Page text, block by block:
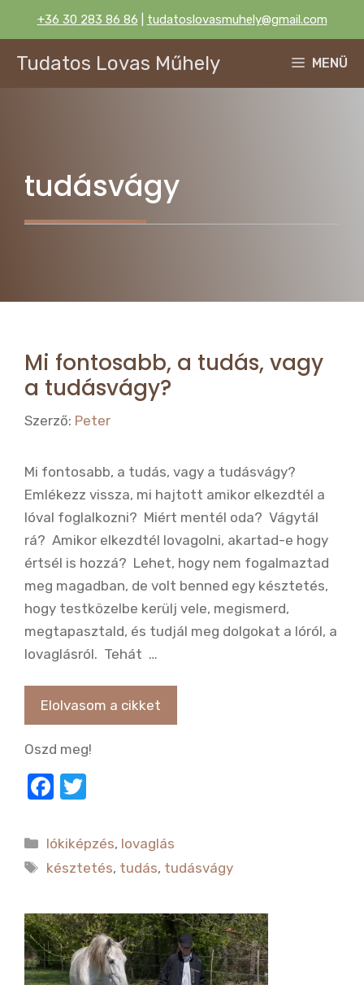
tartalomba
+36 30 283 86 86 tudatoslovasmuhely@gmail.com
Tudatos Lovas Műhely MENÜ
tudásvágy
Mi fontosabb, a tudás, vagy
a tudásvágy?
Szerző: Peter
Mi fontosabb, a tudás, vagy a tudásvágy?
Emlékezz vissza, mi hajtott amikor elkezdtél a
lóval foglalkozni? Miért mentél oda? Vágytál
rá? Amikor elkezdtél lovagolni, akartad-e hogy
értsél is hozzá? Lehet, hogy nem fogalmaztad
meg magadban, de volt benned egy késztetés,
hogy testközelbe kerülj vele, megismerd,
megtapasztald, és tudjál meg dolgokat a lóról, a
lovaglásról. Tehát …
Elolvasom a cikket
Oszd meg!
F
c
e
o
o
k
it
te
Kategória
lókiképzés, lovaglás
Címkék
késztetés, tudás, tudásvágy